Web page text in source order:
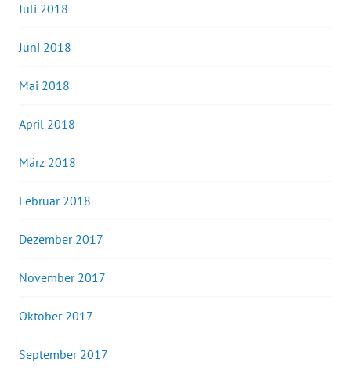
Juli 2018
Juni 2018
Mai 2018
April 2018
März 2018
Februar 2018
Dezember 2017
November 2017
Oktober 2017
September 2017